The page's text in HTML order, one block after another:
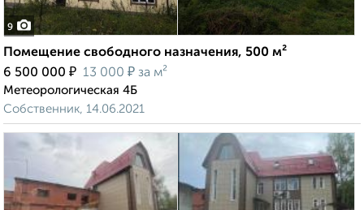
9
Помещение свободного назначения, 500 м²
6 500 000 ₽ 13 000 ₽ за м²
Метеорологическая 4Б
Собственник, 14.06.2021